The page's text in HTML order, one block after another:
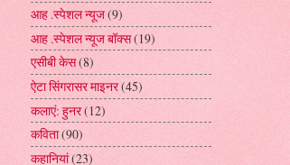
आह .स्पेशल न्यूज(9)
आह .स्पेशल न्यूज बॉक्स(19)
एसीबी केस(8)
ऐटा सिंगरासर माइनर(45)
कलाएं: हुनर(12)
कविता(90)
कहानियां(23)